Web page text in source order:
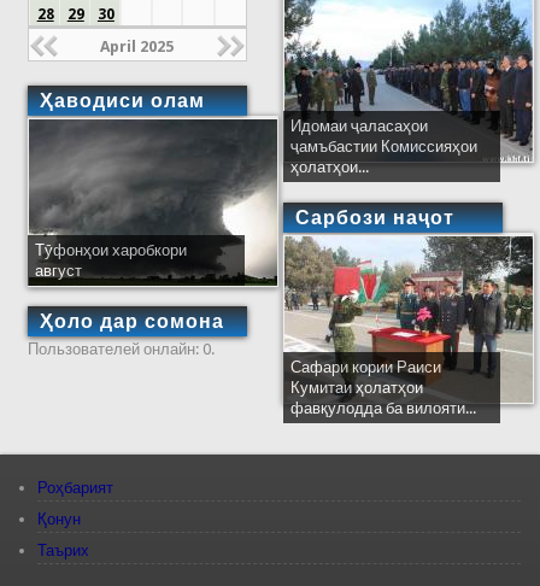
28
29 30
April 2025
Ҳаводиси олам
Тӯфонҳои харобкори
август
Ҳоло дар сомона
Пользователей онлайн: 0.
Идомаи ҷаласаҳои
ҷамъбастии Комиссияҳои
ҳолатҳои...
Сарбози наҷот
Сафари кории Раиси
Кумитаи ҳолатҳои
фавқулодда ба вилояти...
Роҳбарият
Қонун
Таърих